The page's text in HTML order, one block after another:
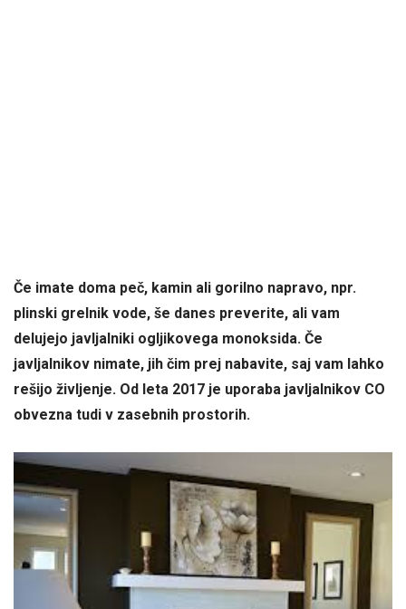
Če imate doma peč, kamin ali gorilno napravo, npr.
plinski grelnik vode, še danes preverite, ali vam
delujejo javljalniki ogljikovega monoksida. Če
javljalnikov nimate, jih čim prej nabavite, saj vam lahko
rešijo življenje. Od leta 2017 je uporaba javljalnikov CO
obvezna tudi v zasebnih prostorih.